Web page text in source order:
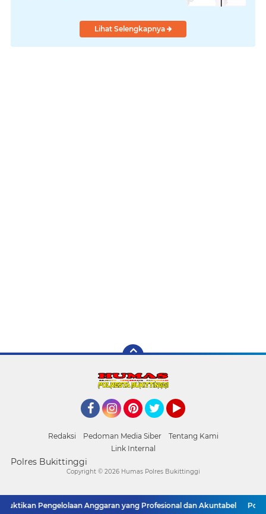
Lihat Selengkapnya
Redaksi Pedoman Media Siber
Tentang Kami
Link Internal
Polres Bukittinggi
Pengelolaan Anggaran yang Profesional dan Akuntabel
Copyright © 2026 Humas Polres Bukittinggi